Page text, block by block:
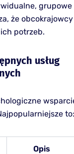
grupowe
że
potrzeb.
usług
to:
Opis